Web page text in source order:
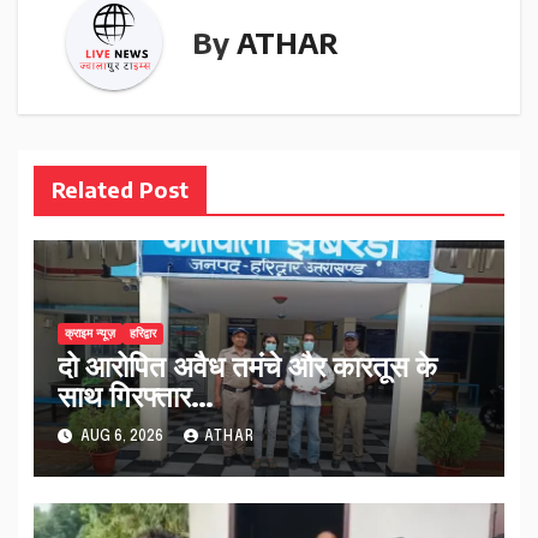
By ATHAR
Related Post
क्राइम न्यूज़ हरिद्वार
दो आरोपित अवैध तमंचे और कारतूस के
साथ गिरफ्तार…
AUG 6, 2026 ATHAR